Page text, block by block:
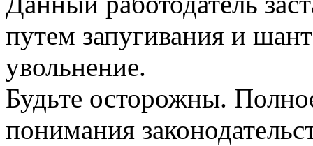
путем запугивания и
увольнение.
Будьте осторожны.
понимания